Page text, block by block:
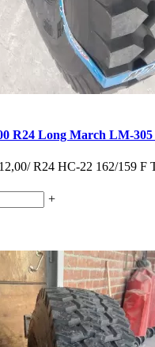
R24 Long March LM-305
R24 HC-22 162/159 F
+